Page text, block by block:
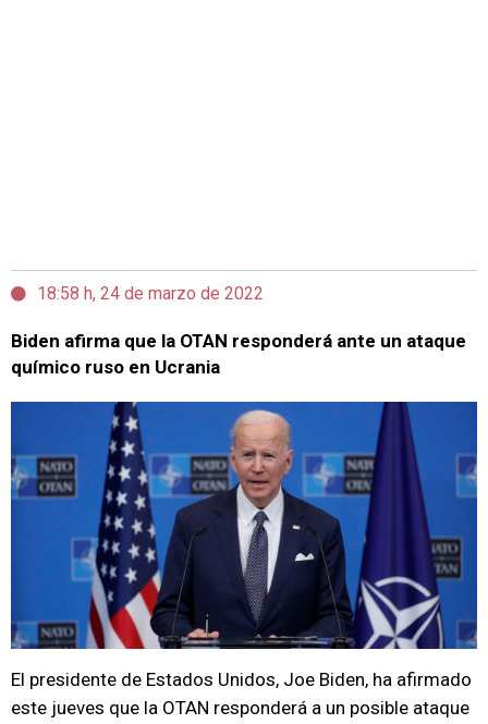
18:58 h, 24 de marzo de 2022
Biden afirma que la OTAN responderá ante un ataque
químico ruso en Ucrania
El presidente de Estados Unidos, Joe Biden, ha afirmado
este jueves que la OTAN responderá a un posible ataque